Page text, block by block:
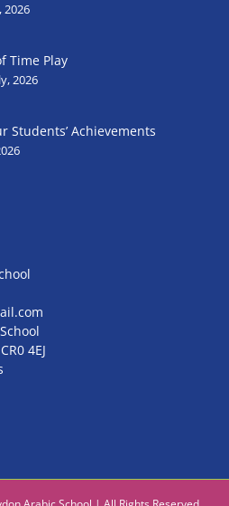
2026
Time Play
2026
Students’ Achievements
4EJ